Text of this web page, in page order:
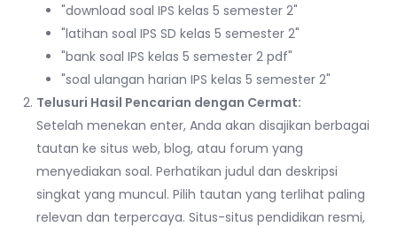
"download soal IPS kelas 5 semester 2"
"latihan soal IPS SD kelas 5 semester 2"
"bank soal IPS kelas 5 semester 2 pdf"
"soal ulangan harian IPS kelas 5 semester 2"
Telusuri Hasil Pencarian dengan Cermat:
Setelah menekan enter, Anda akan disajikan berbagai
tautan ke situs web, blog, atau forum yang
menyediakan soal. Perhatikan judul dan deskripsi
singkat yang muncul. Pilih tautan yang terlihat paling
relevan dan terpercaya. Situs-situs pendidikan resmi,